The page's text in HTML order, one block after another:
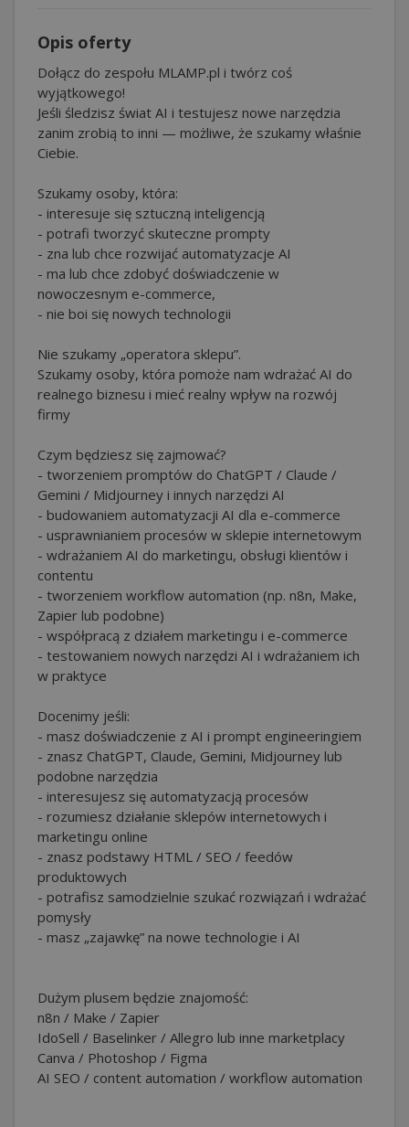
Opis oferty
Dołącz do zespołu MLAMP.pl i twórz coś
wyjątkowego!
Jeśli śledzisz świat AI i testujesz nowe narzędzia
zanim zrobią to inni — możliwe, że szukamy właśnie
Ciebie.
Szukamy osoby, która:
- interesuje się sztuczną inteligencją
- potrafi tworzyć skuteczne prompty
- zna lub chce rozwijać automatyzacje AI
- ma lub chce zdobyć doświadczenie w
nowoczesnym e-commerce,
- nie boi się nowych technologii
Nie szukamy „operatora sklepu”.
Szukamy osoby, która pomoże nam wdrażać AI do
realnego biznesu i mieć realny wpływ na rozwój
firmy
Czym będziesz się zajmować?
- tworzeniem promptów do ChatGPT / Claude /
Gemini / Midjourney i innych narzędzi AI
- budowaniem automatyzacji AI dla e-commerce
- usprawnianiem procesów w sklepie internetowym
- wdrażaniem AI do marketingu, obsługi klientów i
contentu
- tworzeniem workflow automation (np. n8n, Make,
Zapier lub podobne)
- współpracą z działem marketingu i e-commerce
- testowaniem nowych narzędzi AI i wdrażaniem ich
w praktyce
Docenimy jeśli:
- masz doświadczenie z AI i prompt engineeringiem
- znasz ChatGPT, Claude, Gemini, Midjourney lub
podobne narzędzia
- interesujesz się automatyzacją procesów
- rozumiesz działanie sklepów internetowych i
marketingu online
- znasz podstawy HTML / SEO / feedów
produktowych
- potrafisz samodzielnie szukać rozwiązań i wdrażać
pomysły
- masz „zajawkę” na nowe technologie i AI
Dużym plusem będzie znajomość:
n8n / Make / Zapier
IdoSell / Baselinker / Allegro lub inne marketplacy
Canva / Photoshop / Figma
AI SEO / content automation / workflow automation